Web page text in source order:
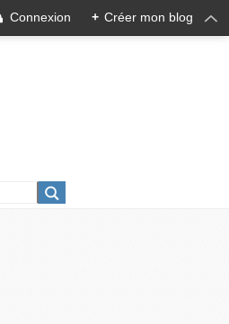
Connexion + Créer mon blog